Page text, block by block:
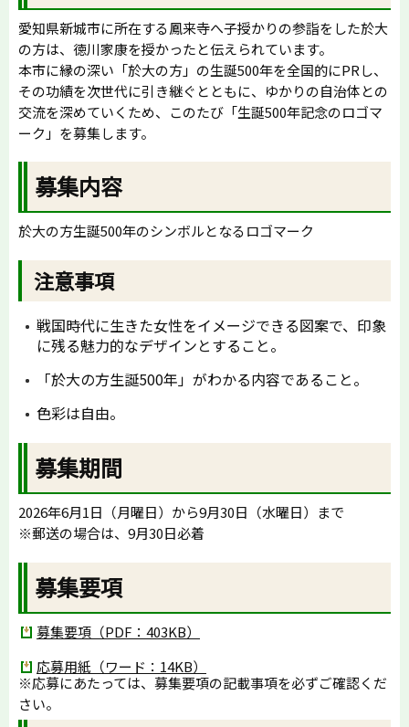
愛知県新城市に所在する鳳来寺へ子授かりの参詣をした於大
の方は、徳川家康を授かったと伝えられています。
本市に縁の深い「於大の方」の生誕500年を全国的にPRし、
その功績を次世代に引き継ぐとともに、ゆかりの自治体との
交流を深めていくため、このたび「生誕500年記念のロゴマ
ーク」を募集します。
募集内容
於大の方生誕500年のシンボルとなるロゴマーク
注意事項
戦国時代に生きた女性をイメージできる図案で、印象
に残る魅力的なデザインとすること。
「於大の方生誕500年」がわかる内容であること。
色彩は自由。
募集期間
2026年6月1日（月曜日）から9月30日（水曜日）まで
※郵送の場合は、9月30日必着
募集要項
募集要項（PDF：403KB）
応募用紙（ワード：14KB）
※応募にあたっては、募集要項の記載事項を必ずご確認くだ
さい。